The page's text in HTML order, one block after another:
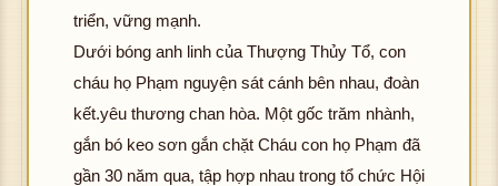
triển, vững mạnh.
Dưới bóng anh linh của Thượng Thủy Tổ, con
cháu họ Phạm nguyện sát cánh bên nhau, đoàn
kết.yêu thương chan hòa. Một gốc trăm nhành,
gắn bó keo sơn gắn chặt Cháu con họ Phạm đã
gần 30 năm qua, tập hợp nhau trong tổ chức Hội